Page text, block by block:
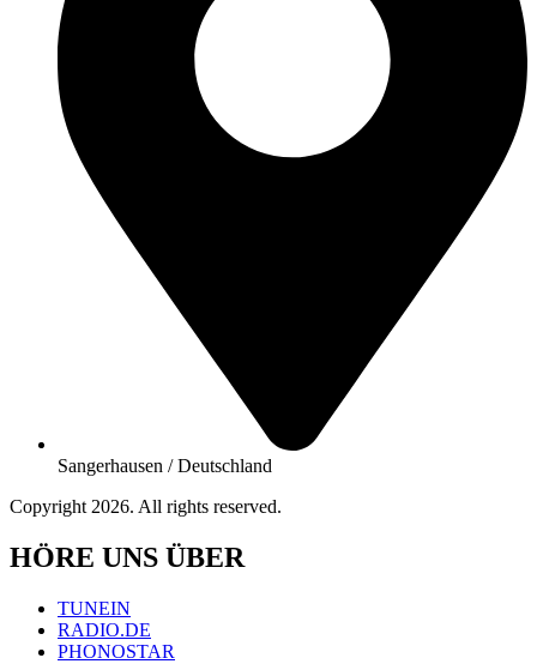
Sangerhausen / Deutschland
Copyright 2026. All rights reserved.
HÖRE UNS ÜBER
TUNEIN
RADIO.DE
PHONOSTAR